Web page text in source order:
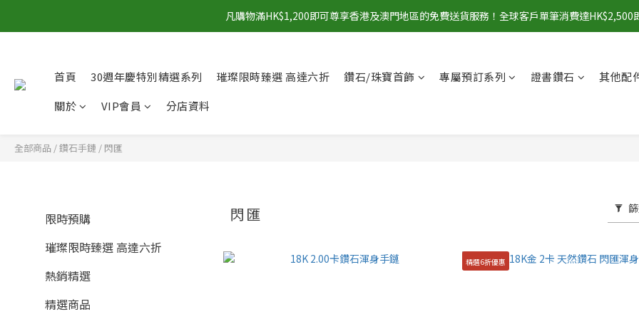
凡購物滿HK$1,200即可尊享香港及澳門地區的免費送貨服務！全球客戶單筆消費達HK$2,500
首頁 30週年慶特別精選系列 璀璨限時臻選 高達六折 鑽石/珠寶首飾 專屬預訂系列 證書鑽石
其他配
關於
VIP會員 分店資料
全部商品 /鑽石手鏈 / 閃匯
限時預購
璀璨限時臻選 高達六折
熱銷精選
精選商品
閃匯
精選6折優惠